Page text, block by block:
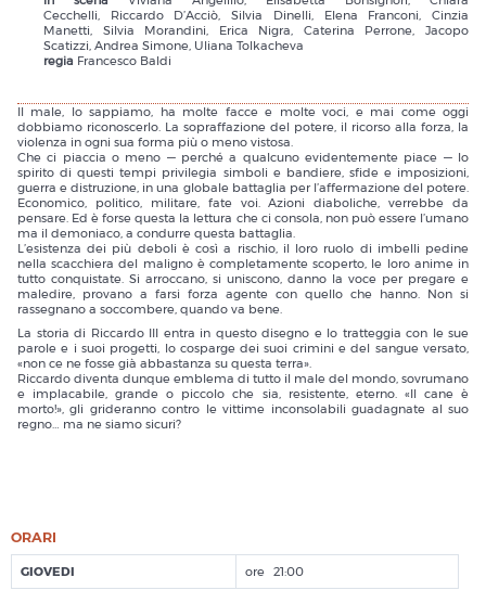
Cecchelli, Riccardo D’Acciò, Silvia Dinelli, Elena Franconi, Cinzia
Manetti, Silvia Morandini, Erica Nigra, Caterina Perrone, Jacopo
Scatizzi, Andrea Simone, Uliana Tolkacheva
regia Francesco Baldi
Il male, lo sappiamo, ha molte facce e molte voci, e mai come oggi
dobbiamo riconoscerlo. La sopraffazione del potere, il ricorso alla forza, la
violenza in ogni sua forma più o meno vistosa.
Che ci piaccia o meno — perché a qualcuno evidentemente piace — lo
spirito di questi tempi privilegia simboli e bandiere, sfide e imposizioni,
guerra e distruzione, in una globale battaglia per l’affermazione del potere.
Economico, politico, militare, fate voi. Azioni diaboliche, verrebbe da
pensare. Ed è forse questa la lettura che ci consola, non può essere l’umano
ma il demoniaco, a condurre questa battaglia.
L’esistenza dei più deboli è così a rischio, il loro ruolo di imbelli pedine
nella scacchiera del maligno è completamente scoperto, le loro anime in
tutto conquistate. Si arroccano, si uniscono, danno la voce per pregare e
maledire, provano a farsi forza agente con quello che hanno. Non si
rassegnano a soccombere, quando va bene.
La storia di Riccardo III entra in questo disegno e lo tratteggia con le sue
parole e i suoi progetti, lo cosparge dei suoi crimini e del sangue versato,
«non ce ne fosse già abbastanza su questa terra».
Riccardo diventa dunque emblema di tutto il male del mondo, sovrumano
e implacabile, grande o piccolo che sia, resistente, eterno. «Il cane è
morto!», gli grideranno contro le vittime inconsolabili guadagnate al suo
regno… ma ne siamo sicuri?
ORARI
GIOVEDI 21:00